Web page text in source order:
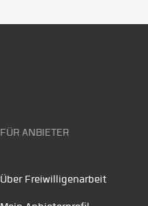
FÜR ANBIETER
Über Freiwilligenarbeit